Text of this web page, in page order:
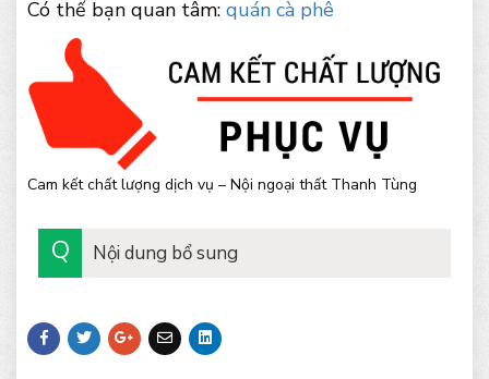
Có thế bạn quan tâm: quán cà phê
Cam kết chất lượng dịch vụ – Nội ngoại thất Thanh Tùng
Nội dung bổ sung